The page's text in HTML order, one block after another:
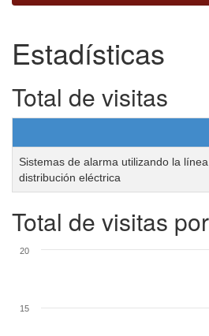
Estadísticas
Total de visitas
Sistemas de alarma utilizando la
distribución eléctrica
Total de visitas
15
20